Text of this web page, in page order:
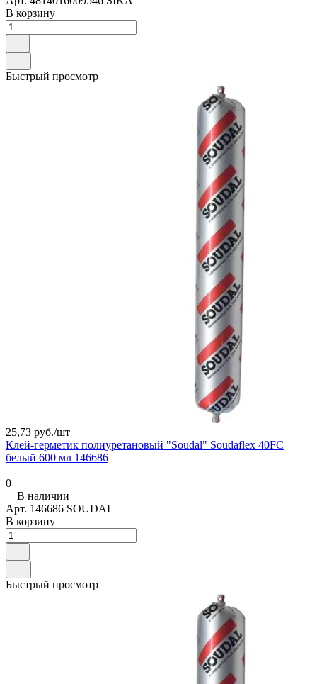
В корзину
Быстрый просмотр
25,73 руб./шт
Клей-герметик полиуретановый "Soudal" Soudaflex 40FC
белый 600 мл 146686
0
В наличии
Арт. 146686 SOUDAL
В корзину
Быстрый просмотр